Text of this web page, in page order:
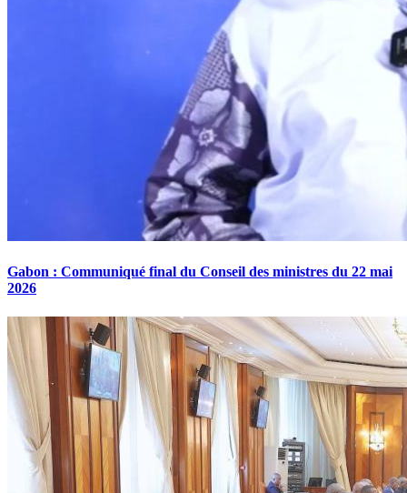
Gabon : Communiqué final du Conseil des ministres du 22 mai
2026